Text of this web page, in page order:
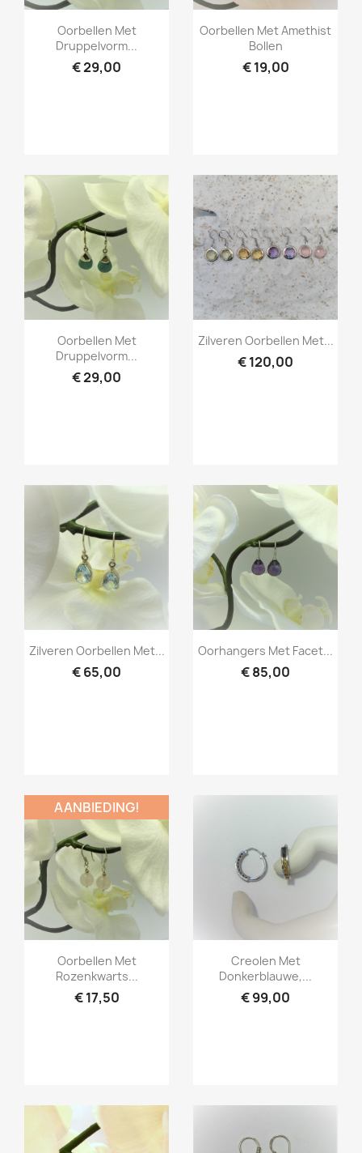
Snel bekijken
Oorbellen Met
Druppelvorm...
€ 29,00
Snel bekijken
Oorbellen Met Amethist
Bollen
€ 19,00
Snel bekijken
Oorbellen Met
Druppelvorm...
€ 29,00
Snel bekijken
Zilveren Oorbellen Met...
€ 120,00
Snel bekijken
Zilveren Oorbellen Met...
€ 65,00
Snel bekijken
Oorhangers Met Facet...
€ 85,00
Snel bekijken
Oorbellen Met
Rozenkwarts...
€ 17,50
AANBIEDING!
Snel bekijken
Creolen Met
Donkerblauwe,...
€ 99,00